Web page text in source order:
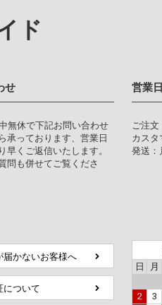
ド
せ
無休で下記お問い合わせ
承っております、営業日
早くご返信いたします。
問も併せてご覧くださ
届かないお客様へ
について
営業
ご注文
カスタ
発送：
日
月
2
3